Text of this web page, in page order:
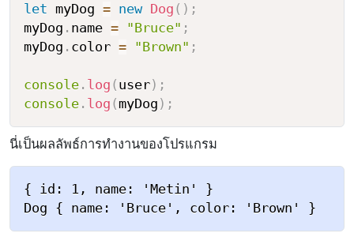
let myDog = new Dog ( ) ;
myDog . name = "Bruce" ;
myDog . color = "Brown" ;
console. log ( user) ;
console. log ( myDog ) ;
นี่เป็นผลลัพธ์การทำงานของโปรแกรม
{ id: 1, name: 'Metin' }